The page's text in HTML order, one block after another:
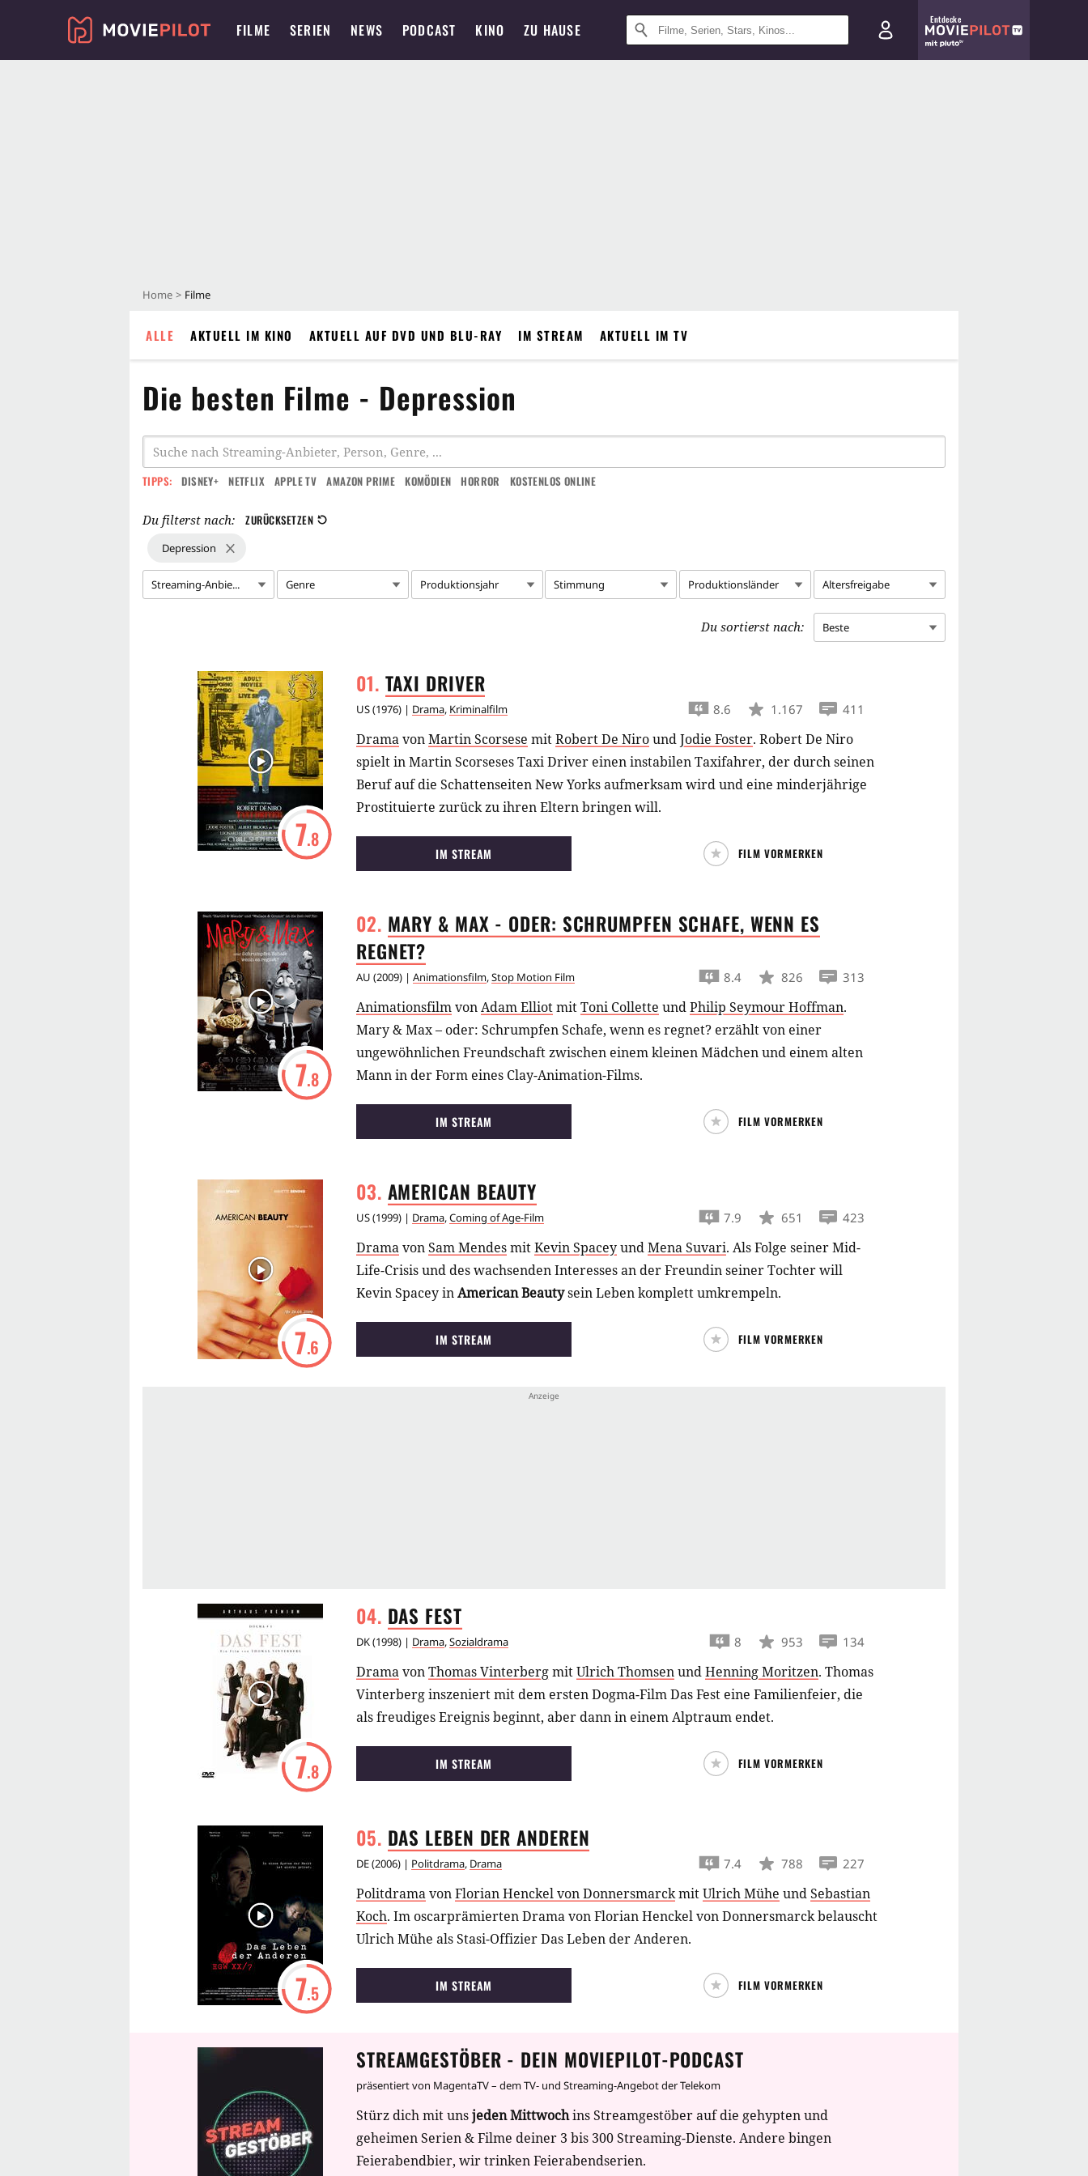
FILME SERIEN NEWS PODCAST KINO ZU HAUSE
Entdecke
Home Filme
ALLE AKTUELL IM KINO AKTUELL AUF DVD UND BLU-RAY IM STREAM AKTUELL IM TV
Die besten Filme - Depression
TIPPS: DISNEY+ NETFLIX APPLE TV AMAZON PRIME KOMÖDIEN HORROR KOSTENLOS ONLINE
Du filterst nach: ZURÜCKSETZEN
Depression
Streaming-Anbie... Genre Produktionsjahr Stimmung Produktionsländer Altersfreigabe
Du sortierst nach: Beste
TAXI DRIVER
US(1976) | Drama, Kriminalfilm
7.8
8.6 1.167 411
DramavonMartin Scorsese mitRobert De NiroundJodie Foster. Robert De Niro
spielt in Martin Scorseses Taxi Driver einen instabilen Taxifahrer, der durch seinen
Beruf auf die Schattenseiten New Yorks aufmerksam wird und eine minderjährige
Prostituierte zurück zu ihren Eltern bringen will.
IM STREAM FILM VORMERKEN
MARY & MAX - ODER: SCHRUMPFEN SCHAFE, WENN ES
REGNET?
AU (2009) | Animationsfilm,Stop Motion Film
7.8
8.4 826 313
AnimationsfilmvonAdam ElliotmitToni Collette undPhilip Seymour Hoffman.
Mary & Max – oder: Schrumpfen Schafe, wenn es regnet? erzählt von einer
ungewöhnlichen Freundschaft zwischen einem kleinen Mädchen und einem alten
Mann in der Form eines Clay-Animation-Films.
IM STREAM FILM VORMERKEN
AMERICAN BEAUTY
US(1999) | Drama,Coming of Age-Film
7.6
7.9 651 423
DramavonSam MendesmitKevin SpaceyundMena Suvari. Als Folge seiner Mid-
Life-Crisis und des wachsenden Interesses an der Freundin seiner Tochter will
Kevin Spacey inAmerican Beautysein Leben komplett umkrempeln.
IM STREAM FILM VORMERKEN
DAS FEST
DK(1998) | Drama,Sozialdrama
7.8
8 953 134
DramavonThomas VinterbergmitUlrich ThomsenundHenning Moritzen. Thomas
Vinterberg inszeniert mit dem ersten Dogma-Film Das Fest eine Familienfeier, die
als freudiges Ereignis beginnt, aber dann in einem Alptraum endet.
IM STREAM FILM VORMERKEN
DAS LEBEN DERANDEREN
DE(2006) | Politdrama, Drama
7.5
7.4 788 227
PolitdramavonFlorian Henckel von DonnersmarckmitUlrich Mühe undSebastian
Koch. Im oscarprämierten Drama von Florian Henckel von Donnersmarck belauscht
Ulrich Mühe als Stasi-Offizier Das Leben der Anderen.
IM STREAM FILM VORMERKEN
STREAMGESTÖBER - DEIN MOVIEPILOT-PODCAST
präsentiert von MagentaTV – dem TV- und Streaming-Angebot der Telekom
Stürz dich mit unsjeden Mittwochins Streamgestöber auf die gehypten und
geheimen Serien & Filme deiner 3 bis 300 Streaming-Dienste. Andere bingen
Feierabendbier, wir trinken Feierabendserien.